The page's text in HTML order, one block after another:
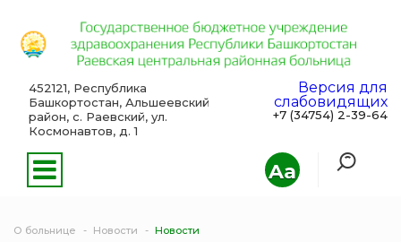
Aa
452121, Республика
Башкортостан, Альшеевский
район, с. Раевский, ул.
Космонавтов, д. 1
Версия для
слабовидящих
+7 (34754) 2-39-64
О больнице Новости Новости